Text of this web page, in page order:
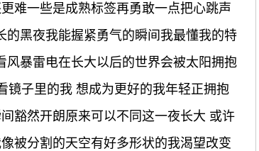
难一些是成熟标签再勇敢一点把心跳声
黑夜我能握紧勇气的瞬间我最懂我的特
暴雷电在长大以后的世界会被太阳拥抱
镜子里的我 想成为更好的我年轻正拥抱
豁然开朗原来可以不同这一夜长大 或许
被分割的天空有好多形状的我渴望改变